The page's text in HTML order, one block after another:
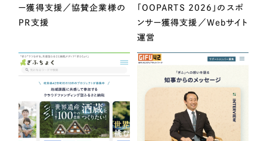
ー獲得支援／協賛企業様の
PR支援
「OOPARTS 2026」のスポ
ンサー獲得支援／Webサイト
運営